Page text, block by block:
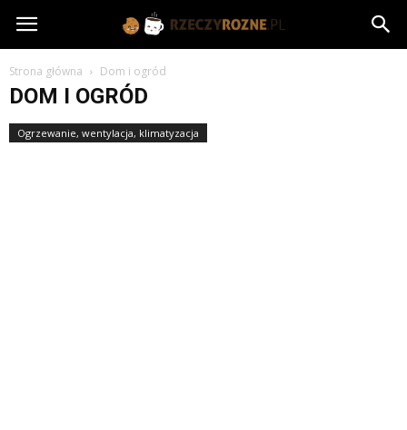
rzeczyrozne.pl
Strona główna Dom i ogród
DOM I OGRÓD
Ogrzewanie, wentylacja, klimatyzacja